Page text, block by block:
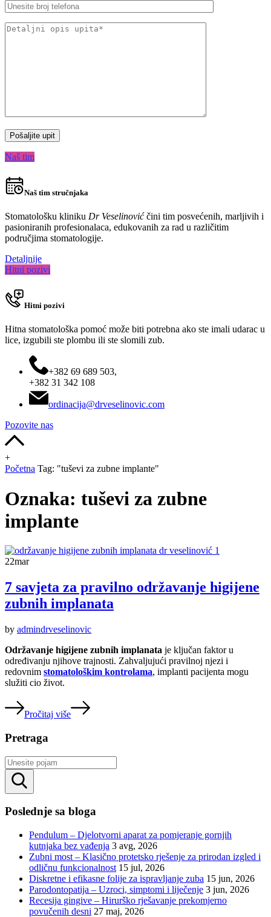
Naš tim
Naš tim stručnjaka
Stomatološku kliniku Dr Veselinovićčini tim posvećenih, marljivih i
pasioniranih profesionalaca, edukovanih za rad u različitim
područjima stomatologije.
Detaljnije
Hitni pozivi
Hitni pozivi
Hitna stomatološka pomoć može biti potrebna ako ste imali udarac u
lice, izgubili ste plombu ili ste slomili zub.
+382 69 689 503,
+382 31 342 108
ordinacija@drveselinovic.com
Pozovite nas
+
Početna Tag: "tuševi za zubne implante"
Oznaka: tuševi za zubne
implante
22mar
7 savjeta za pravilno održavanje higijene
zubnih implanata
by admindrveselinovic
Održavanje higijene zubnih implanata je ključan faktor u
određivanju njihove trajnosti. Zahvaljujući pravilnoj njezi i
redovnim stomatološkim kontrolama, implanti pacijenta mogu
služiti cio život.
Pročitaj više
Pretraga
Poslednje sa bloga
Pendulum – Djelotvorni aparat za pomjeranje gornjih
kutnjaka bez vađenja 3 avg, 2026
Zubni most – Klasično protetsko rješenje za prirodan izgled i
odličnu funkcionalnost 15 jul, 2026
Diskretne i efikasne folije za ispravljanje zuba 15 jun, 2026
Parodontopatija – Uzroci, simptomi i liječenje 3 jun, 2026
Recesija gingive – Hirurško rješavanje prekomjerno
povučenih desni 27 maj, 2026